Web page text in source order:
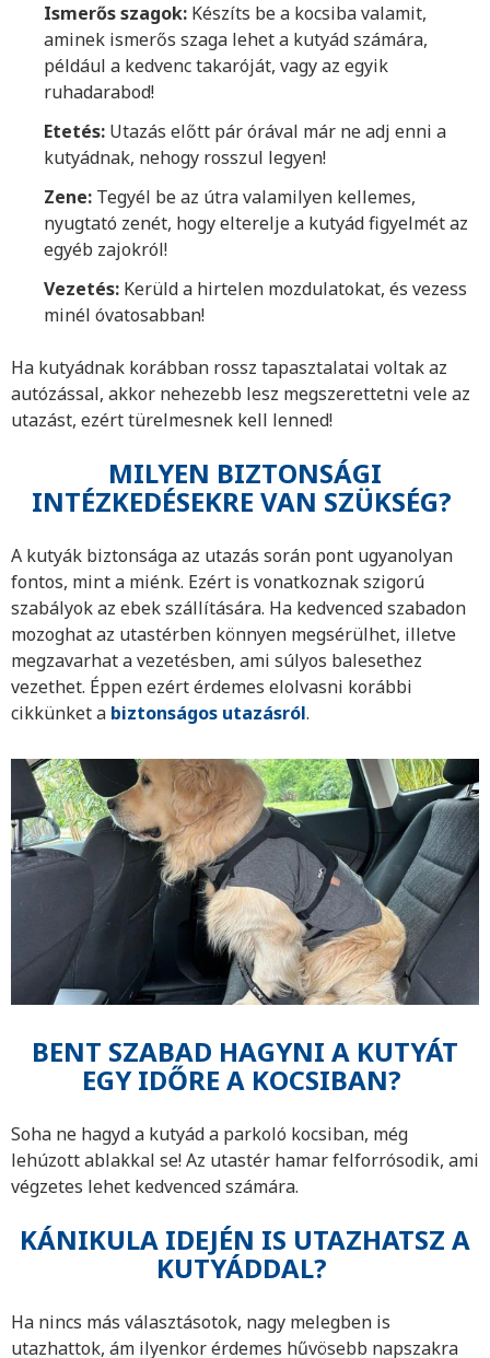
Ismerős szagok: Készíts be a kocsiba valamit,
aminek ismerős szaga lehet a kutyád számára,
például a kedvenc takaróját, vagy az egyik
ruhadarabod!
Etetés: Utazás előtt pár órával már ne adj enni a
kutyádnak, nehogy rosszul legyen!
Zene: Tegyél be az útra valamilyen kellemes,
nyugtató zenét, hogy elterelje a kutyád figyelmét az
egyéb zajokról!
Vezetés: Kerüld a hirtelen mozdulatokat, és vezess
minél óvatosabban!
Ha kutyádnak korábban rossz tapasztalatai voltak az
autózással, akkor nehezebb lesz megszerettetni vele az
utazást, ezért türelmesnek kell lenned!
MILYEN BIZTONSÁGI
INTÉZKEDÉSEKRE VAN SZÜKSÉG?
A kutyák biztonsága az utazás során pont ugyanolyan
fontos, mint a miénk. Ezért is vonatkoznak szigorú
szabályok az ebek szállítására. Ha kedvenced szabadon
mozoghat az utastérben könnyen megsérülhet, illetve
megzavarhat a vezetésben, ami súlyos balesethez
vezethet. Éppen ezért érdemes elolvasni korábbi
cikkünket a biztonságos utazásról.
BENT SZABAD HAGYNI A KUTYÁT
EGY IDŐRE A KOCSIBAN?
Soha ne hagyd a kutyád a parkoló kocsiban, még
lehúzott ablakkal se! Az utastér hamar felforrósodik, ami
végzetes lehet kedvenced számára.
KÁNIKULA IDEJÉN IS UTAZHATSZ A
KUTYÁDDAL?
Ha nincs más választásotok, nagy melegben is
utazhattok, ám ilyenkor érdemes hűvösebb napszakra